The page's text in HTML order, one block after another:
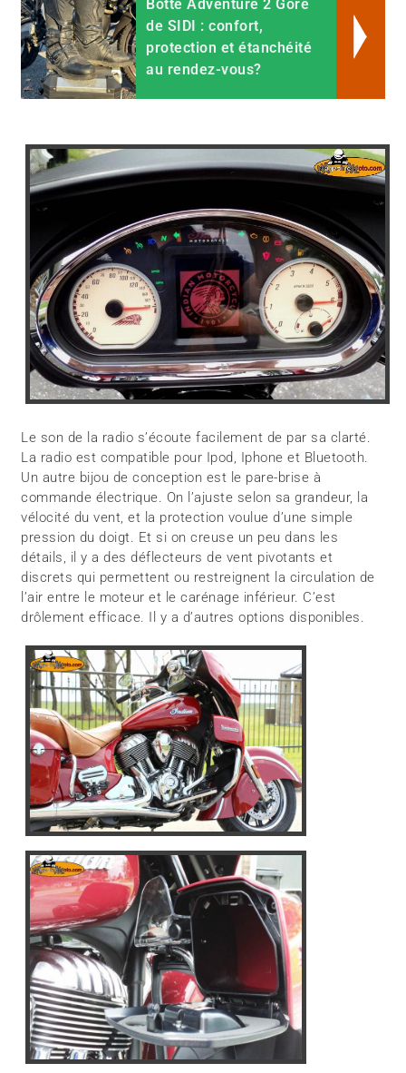
Botte Adventure 2 Gore
de SIDI : confort,
protection et étanchéité
au rendez-vous?
Le son de la radio s’écoute facilement de par sa clarté.
La radio est compatible pour Ipod, Iphone et Bluetooth.
Un autre bijou de conception est le pare-brise à
commande électrique. On l’ajuste selon sa grandeur, la
vélocité du vent, et la protection voulue d’une simple
pression du doigt. Et si on creuse un peu dans les
détails, il y a des déflecteurs de vent pivotants et
discrets qui permettent ou restreignent la circulation de
l’air entre le moteur et le carénage inférieur. C’est
drôlement efficace. Il y a d’autres options disponibles.